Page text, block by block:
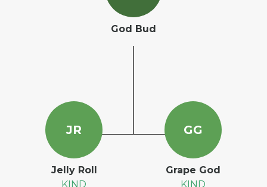
God Bud
JR
Jelly Roll
KIND
GG
Grape God
KIND